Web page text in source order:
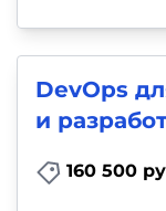
DevOps
и
160 500